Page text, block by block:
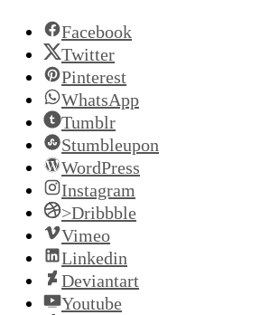
Facebook
Twitter
Pinterest
WhatsApp
Tumblr
Stumbleupon
WordPress
Instagram
>Dribbble
Vimeo
Linkedin
Deviantart
Youtube